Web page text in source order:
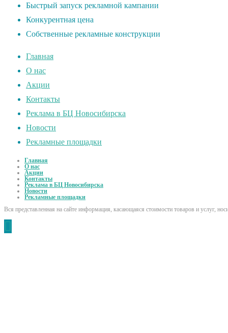
Быстрый запуск рекламной кампании
Конкурентная цена
Собственные рекламные конструкции
Главная
О нас
Акции
Контакты
Реклама в БЦ Новосибирска
Новости
Рекламные площадки
Главная
О нас
Акции
Контакты
Реклама в БЦ Новосибирска
Новости
Рекламные площадки
Вся представленная на сайте информация, касающаяся стоимости товаров и услуг,